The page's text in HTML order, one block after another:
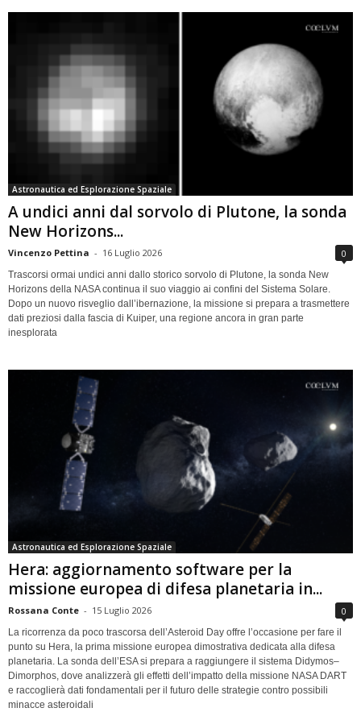
Astronautica ed Esplorazione Spaziale
A undici anni dal sorvolo di Plutone, la sonda
New Horizons...
Vincenzo Pettina - 16 Luglio 2026 0
Trascorsi ormai undici anni dallo storico sorvolo di Plutone, la sonda New
Horizons della NASA continua il suo viaggio ai confini del Sistema Solare.
Dopo un nuovo risveglio dall’ibernazione, la missione si prepara a trasmettere
dati preziosi dalla fascia di Kuiper, una regione ancora in gran parte
inesplorata
Astronautica ed Esplorazione Spaziale
Hera: aggiornamento software per la
missione europea di difesa planetaria in...
Rossana Conte - 15 Luglio 2026 0
La ricorrenza da poco trascorsa dell’Asteroid Day offre l’occasione per fare il
punto su Hera, la prima missione europea dimostrativa dedicata alla difesa
planetaria. La sonda dell’ESA si prepara a raggiungere il sistema Didymos–
Dimorphos, dove analizzerà gli effetti dell’impatto della missione NASA DART
e raccoglierà dati fondamentali per il futuro delle strategie contro possibili
minacce asteroidali